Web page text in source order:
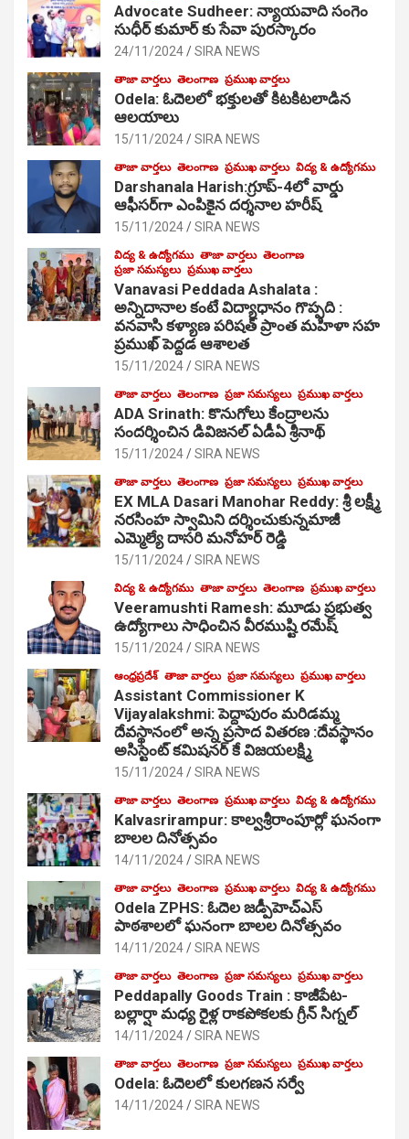
Advocate Sudheer: న్యాయవాది సంగెం
సుధీర్ కుమార్ కు సేవా పురస్కారం
24/11/2024 SIRA NEWS
తాజా వార్తలు తెలంగాణ ప్రముఖ వార్తలు
Odela: ఓదెల‌లో భక్తులతో కిటకిటలాడిన
ఆల‌యాలు
15/11/2024 SIRA NEWS
తాజా వార్తలు తెలంగాణ ప్రముఖ వార్తలు విద్య & ఉద్యోగము
Darshanala Harish:గ్రూప్-4లో వార్డు
ఆఫీసర్‌గా ఎంపికైన దర్శనాల హరీష్
15/11/2024 SIRA NEWS
విద్య & ఉద్యోగము తాజా వార్తలు తెలంగాణ
ప్రజా సమస్యలు ప్రముఖ వార్తలు
Vanavasi Peddada Ashalata :
అన్నిదానాల కంటే విద్యాధానం గొప్పది :
వనవాసి కళ్యాణ పరిషత్ ప్రాంత మహిళా సహ
ప్రముఖ్ పెద్దడ ఆశాలత
15/11/2024 SIRA NEWS
తాజా వార్తలు తెలంగాణ ప్రజా సమస్యలు ప్రముఖ వార్తలు
ADA Srinath: కొనుగోలు కేంద్రాల‌ను
సంద‌ర్శించిన డివిజనల్ ఏడీఏ శ్రీనాథ్
15/11/2024 SIRA NEWS
తాజా వార్తలు తెలంగాణ ప్రజా సమస్యలు ప్రముఖ వార్తలు
EX MLA Dasari Manohar Reddy: శ్రీ లక్ష్మీ
నరసింహ స్వామిని దర్శించుకున్నమాజీ
ఎమ్మెల్యే దాసరి మనోహర్ రెడ్డి
15/11/2024 SIRA NEWS
విద్య & ఉద్యోగము తాజా వార్తలు తెలంగాణ ప్రముఖ వార్తలు
Veeramushti Ramesh: మూడు ప్రభుత్వ
ఉద్యోగాలు సాధించిన వీరముష్టి రమేష్
15/11/2024 SIRA NEWS
ఆంధ్రప్రదేశ్ తాజా వార్తలు ప్రజా సమస్యలు ప్రముఖ వార్తలు
Assistant Commissioner K
Vijayalakshmi: పెద్దాపురం మరిడమ్మ
దేవస్థానంలో అన్న ప్రసాద వితరణ :దేవస్థానం
అసిస్టెంట్ కమిషనర్ కే విజయలక్ష్మి
15/11/2024 SIRA NEWS
తాజా వార్తలు తెలంగాణ ప్రముఖ వార్తలు విద్య & ఉద్యోగము
Kalvasrirampur: కాల్వశ్రీరాంపూర్లో ఘనంగా
బాలల దినోత్సవం
14/11/2024 SIRA NEWS
తాజా వార్తలు తెలంగాణ ప్రముఖ వార్తలు విద్య & ఉద్యోగము
Odela ZPHS: ఓదెల జ‌డ్పీహెచ్ఎస్
పాఠ‌శాల‌లో ఘనంగా బాలల దినోత్సవం
14/11/2024 SIRA NEWS
తాజా వార్తలు తెలంగాణ ప్రజా సమస్యలు ప్రముఖ వార్తలు
Peddapally Goods Train : కాజీపేట-
బల్లార్షా మధ్య రైళ్ల రాకపోకలకు గ్రీన్ సిగ్నల్
14/11/2024 SIRA NEWS
తాజా వార్తలు తెలంగాణ ప్రజా సమస్యలు ప్రముఖ వార్తలు
Odela: ఓదెలలో కులగణన సర్వే
14/11/2024 SIRA NEWS